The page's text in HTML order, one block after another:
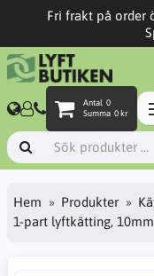
Fri frakt på order
Antal 0
Summa 0 kr
Hem Produkter
1-part lyftkätting, 10mm